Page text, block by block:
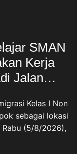
SMAN
Kerja
Jalan
Kelas I Non
sebagai lokasi
Rabu (5/8/2026),